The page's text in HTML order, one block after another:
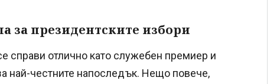
за президентските избори
справи отлично като служебен премиер и
най-честните напоследък. Нещо повече,